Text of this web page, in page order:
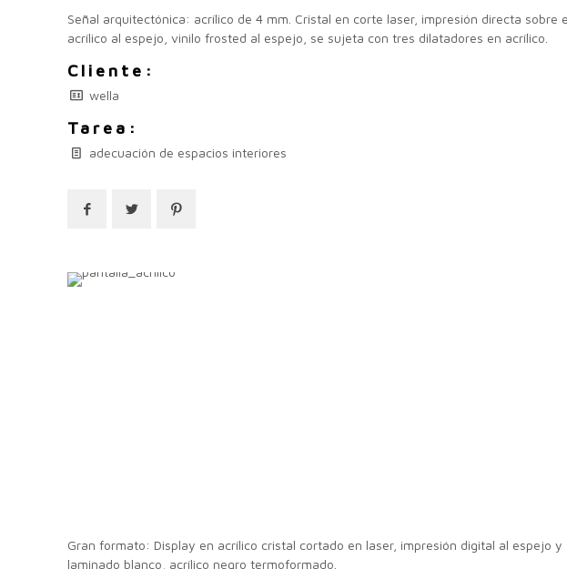
Señal arquitectónica: acrílico de 4 mm. Cristal en corte laser, impresión directa sobre
acrílico al espejo, vinilo frosted al espejo, se sujeta con tres dilatadores en acrílico.
Cliente:
wella
Tarea:
adecuación de espacios interiores
Gran formato: Display en acrílico cristal cortado en laser, impresión digital al espejo y
laminado blanco, acrílico negro termoformado.